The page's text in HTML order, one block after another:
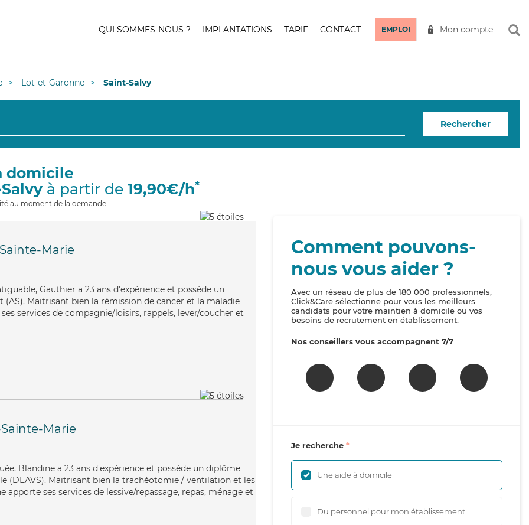
QUI SOMMES-NOUS ? IMPLANTATIONS TARIF CONTACT EMPLOI Mon compte
Lot-et-Garonne Saint-Salvy
Rechercher
domicile
à partir de 19,90€/h*
au moment de la demande
Marie
Gauthier a 23 ans d'expérience et possède un
Maitrisant bien la rémission de cancer et la maladie
services de compagnie/loisirs, rappels, lever/coucher et
Marie
Blandine a 23 ans d'expérience et possède un diplôme
(DEAVS). Maitrisant bien la trachéotomie / ventilation et les
apporte ses services de lessive/repassage, repas, ménage et
Comment pouvons-
nous vous aider ?
Avec un réseau de plus de 180 000 professionnels,
Click&Care sélectionne pour vous les meilleurs
candidats pour votre maintien à domicile ou vos
besoins de recrutement en établissement.
Nos conseillers vous accompagnent 7/7
Je recherche
Une aide à domicile
Du personnel pour mon établissement